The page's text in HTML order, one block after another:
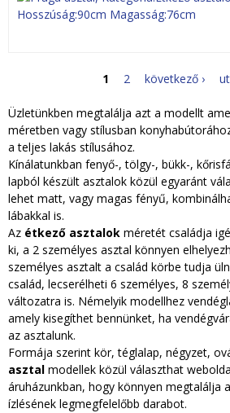
l
d
a
l
a
k
1 2 következő ›
Üzletünkben megtalálja azt a modellt
méretben vagy stílusban
a teljes lakás stílusához.
Kínálatunkban fenyő-, tölgy-, bükk-,
lapból készült asztalok közül egyaránt
lehet matt, vagy magas fényű,
lábakkal is.
Az étkező asztalok méretét családja
ki, a 2 személyes asztal könnyen
személyes asztalt a család körbe tudja
család, lecserélheti 6 személyes, 8
változatra is. Némelyik modellhez
amely kisegíthet bennünket, ha
az asztalunk.
Formája szerint kör, téglalap, négyzet,
asztal modellek közül választhat
áruházunkban, hogy könnyen megtalálja
ízlésének legmegfelelőbb darabot.